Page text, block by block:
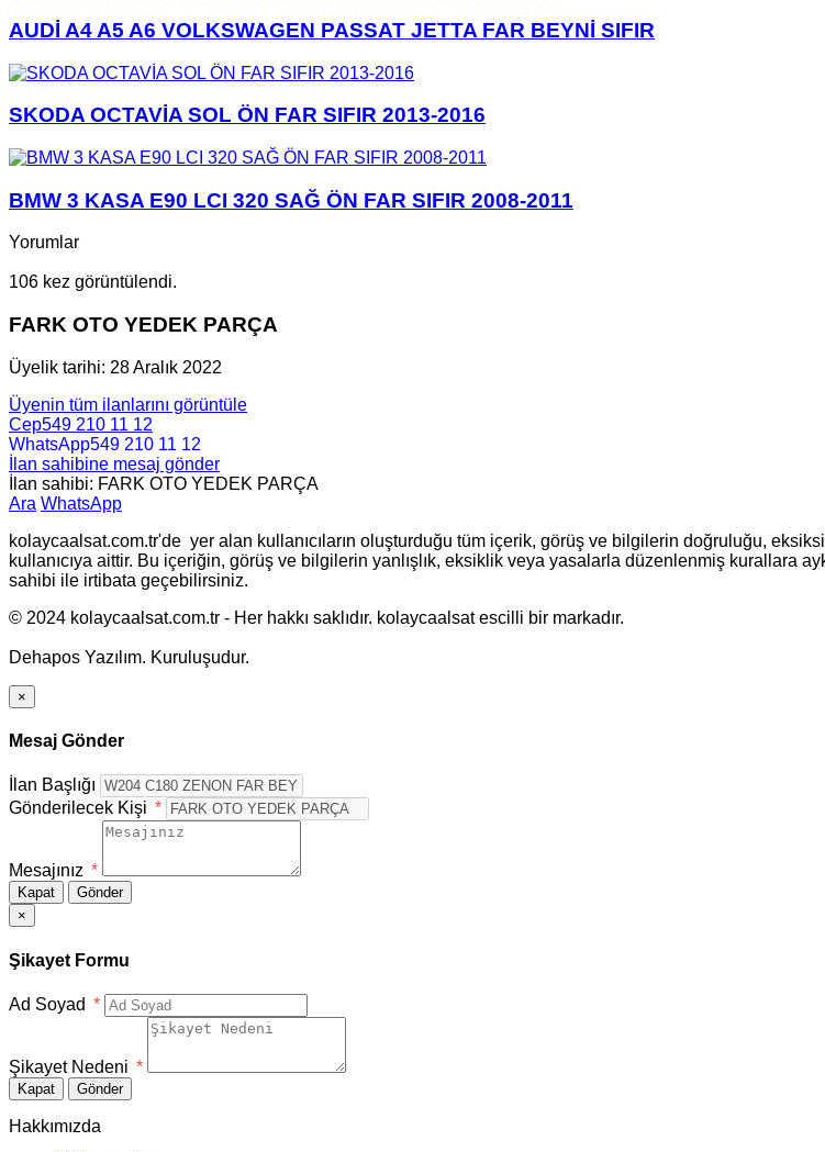
AUDİ A4 A5 A6 VOLKSWAGEN PASSAT JETTA FAR BEYNİ SIFIR
SKODA OCTAVİA SOL ÖN FAR SIFIR 2013-2016
BMW 3 KASA E90 LCI 320 SAĞ ÖN FAR SIFIR 2008-2011
Yorumlar
106 kez görüntülendi.
FARK OTO YEDEK PARÇA
Üyelik tarihi: 28 Aralık 2022
Üyenin tüm ilanlarını görüntüle
Cep549 210 11 12
WhatsApp549 210 11 12
İlan sahibine mesaj gönder
İlan sahibi: FARK OTO YEDEK PARÇA
Ara WhatsApp
kolaycaalsat.com.tr'de yer alan kullanıcıların oluşturduğu tüm içerik, görüş ve bilgilerin doğruluğu,
kullanıcıya aittir. Bu içeriğin, görüş ve bilgilerin yanlışlık, eksiklik veya yasalarla düzenlenmiş kurallara
sahibi ile irtibata geçebilirsiniz.
© 2024 kolaycaalsat.com.tr - Her hakkı saklıdır. kolaycaalsat escilli bir markadır.
Dehapos Yazılım. Kuruluşudur.
×
Mesaj Gönder
İlan Başlığı
Gönderilecek Kişi *
Mesajınız *
Kapat
Gönder
×
Şikayet Formu
Ad Soyad *
Şikayet Nedeni *
Kapat Gönder
Hakkımızda